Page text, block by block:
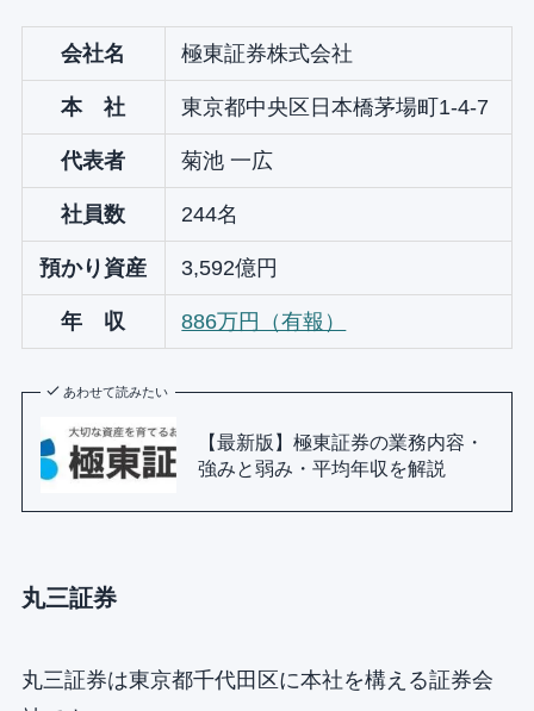
会社名 極東証券株式会社
本 社 東京都中央区日本橋茅場町1-4-7
代表者 菊池 一広
社員数 244名
預かり資産 3,592億円
年 収 886万円（有報）
あわせて読みたい
【最新版】極東証券の業務内容・
強みと弱み・平均年収を解説
丸三証券
丸三証券は東京都千代田区に本社を構える証券会